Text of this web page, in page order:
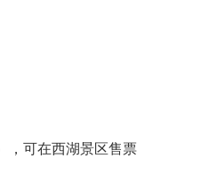
，可在西湖景区售票